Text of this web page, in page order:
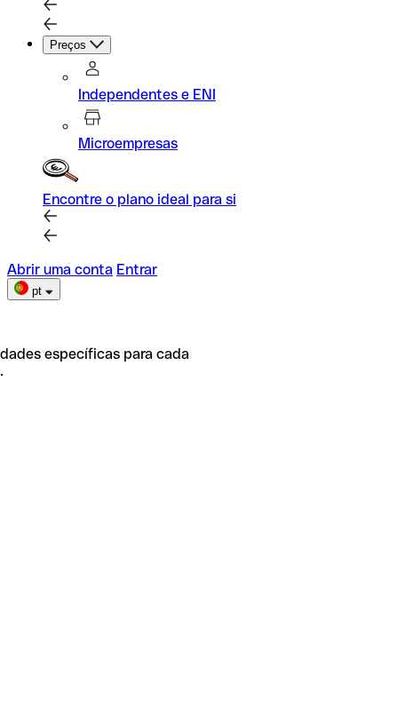
Preços
Independentes e ENI
Microempresas
Encontre o plano ideal para si
Abrir uma conta Entrar
pt
específicas para cada